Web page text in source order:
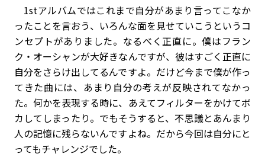
1stアルバムではこれまで自分があまり言ってこなか
ったことを言おう、いろんな面を見せていこうというコ
ンセプトがありました。なるべく正直に。僕はフラン
ク・オーシャンが大好きなんですが、彼はすごく正直に
自分をさらけ出してるんですよ。だけど今まで僕が作っ
てきた曲には、あまり自分の考えが反映されてなかっ
た。何かを表現する時に、あえてフィルターをかけてボ
カしてしまったり。でもそうすると、不思議とあんまり
人の記憶に残らないんですよね。だから今回は自分にと
ってもチャレンジでした。